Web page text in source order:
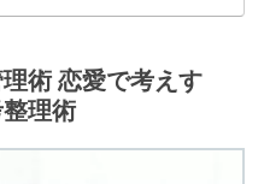
術 恋愛で考えす
理術